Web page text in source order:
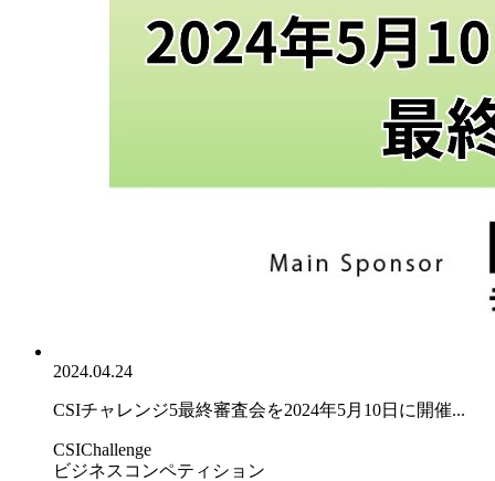
2024.04.24
CSIチャレンジ5最終審査会を2024年5月10日に開催...
CSIChallenge
ビジネスコンペティション